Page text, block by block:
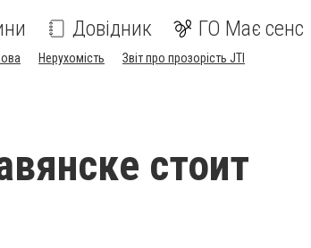
Довідник ГО Має сенс
Нерухомість Звіт про прозорість JTI
стоит